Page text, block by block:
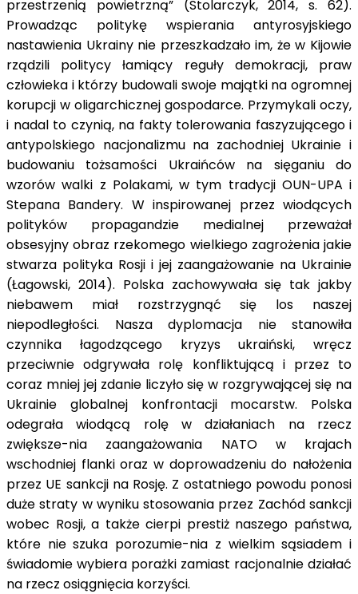
przestrzenią powietrzną” (Stolarczyk, 2014, s. 62).
Prowadząc politykę wspierania antyrosyjskiego
nastawienia Ukrainy nie przeszkadzało im, że w Kijowie
rządzili politycy łamiący reguły demokracji, praw
człowieka i którzy budowali swoje majątki na ogromnej
korupcji w oligarchicznej gospodarce. Przymykali oczy,
i nadal to czynią, na fakty tolerowania faszyzującego i
antypolskiego nacjonalizmu na zachodniej Ukrainie i
budowaniu tożsamości Ukraińców na sięganiu do
wzorów walki z Polakami, w tym tradycji OUN-UPA i
Stepana Bandery. W inspirowanej przez wiodących
polityków propagandzie medialnej przeważał
obsesyjny obraz rzekomego wielkiego zagrożenia jakie
stwarza polityka Rosji i jej zaangażowanie na Ukrainie
(Łagowski, 2014). Polska zachowywała się tak jakby
niebawem miał rozstrzygnąć się los naszej
niepodległości. Nasza dyplomacja nie stanowiła
czynnika łagodzącego kryzys ukraiński, wręcz
przeciwnie odgrywała rolę konfliktującą i przez to
coraz mniej jej zdanie liczyło się w rozgrywającej się na
Ukrainie globalnej konfrontacji mocarstw. Polska
odegrała wiodącą rolę w działaniach na rzecz
zwiększe-nia zaangażowania NATO w krajach
wschodniej flanki oraz w doprowadzeniu do nałożenia
przez UE sankcji na Rosję. Z ostatniego powodu ponosi
duże straty w wyniku stosowania przez Zachód sankcji
wobec Rosji, a także cierpi prestiż naszego państwa,
które nie szuka porozumie-nia z wielkim sąsiadem i
świadomie wybiera porażki zamiast racjonalnie działać
na rzecz osiągnięcia korzyści.